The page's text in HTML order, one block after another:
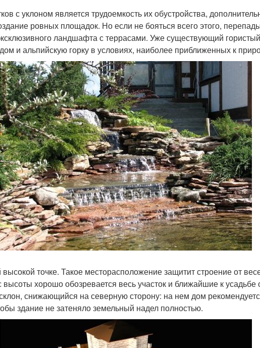
с уклоном является трудоемкость их обустройства,
ровных площадок. Но если не бояться всего этого,
ландшафта с террасами. Уже существующий
и альпийскую горку в условиях, наиболее приближенных к
точке. Такое месторасположение защитит строение от
высоты хорошо обозревается весь участок и ближайшие к усадьбе
снижающийся на северную сторону: на нем дом
здание не затеняло земельный надел полностью.